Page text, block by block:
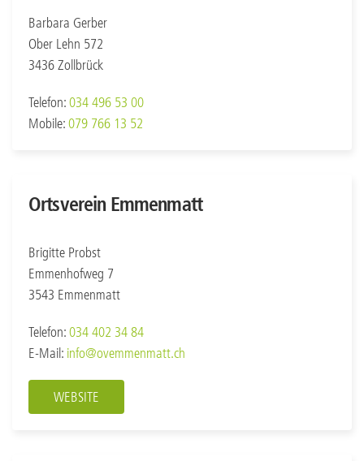
Barbara Gerber
Ober Lehn 572
3436 Zollbrück
Telefon: 034 496 53 00
Mobile: 079 766 13 52
Ortsverein Emmenmatt
Brigitte Probst
Emmenhofweg 7
3543 Emmenmatt
Telefon: 034 402 34 84
E-Mail: info@ovemmenmatt.ch
WEBSITE